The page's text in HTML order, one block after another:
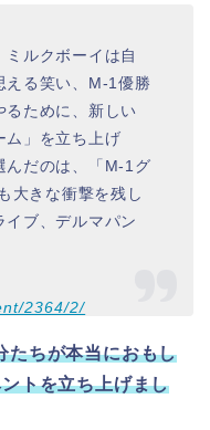
ルクボーイは自
える笑い、M-1優勝
るために、新しい
ム」を立ち上げ
んだのは、「M-1グ
大きな衝撃を残し
イブ、デルマパン
2364/2/
たちが本当におもし
トを立ち上げまし